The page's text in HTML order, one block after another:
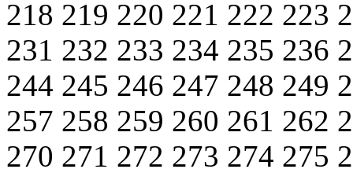
218 219 220 221 222 223
231 232 233 234 235 236
244 245 246 247 248 249
257 258 259 260 261 262
270 271 272 273 274 275